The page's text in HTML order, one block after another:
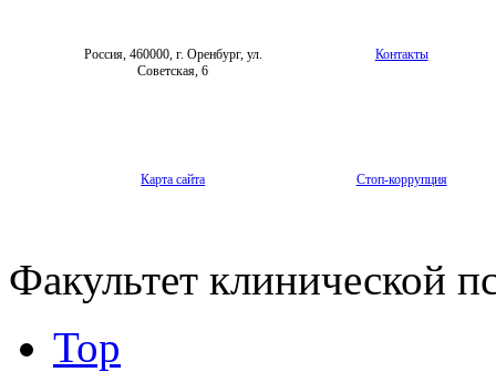
Россия, 460000, г. Оренбург, ул.
Советская, 6
Контакты
Карта сайта Стоп-коррупция
Факультет клинической
Top